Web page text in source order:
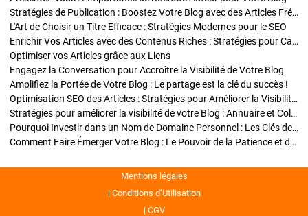
Stratégies de Publication : Boostez Votre Blog avec des Articles Fréquents et Exclusifs
L'Art de Choisir un Titre Efficace : Stratégies Modernes pour le SEO
Enrichir Vos Articles avec des Contenus Riches : Stratégies pour Captiver et Optimiser
Optimiser vos Articles grâce aux Liens
Engagez la Conversation pour Accroître la Visibilité de Votre Blog
Amplifiez la Portée de Votre Blog : Le partage est la clé du succès !
Optimisation SEO des Articles : Stratégies pour Améliorer la Visibilité de Votre Blog
Stratégies pour améliorer la visibilité de votre Blog : Annuaire et Collaborations
Pourquoi Investir dans un Nom de Domaine Personnel : Les Clés de la Réussite de Votre Blog
Comment Faire Émerger Votre Blog : Le Pouvoir de la Patience et de la Persévérance
Mentions légales
Conditions d’Utilisation
CGV